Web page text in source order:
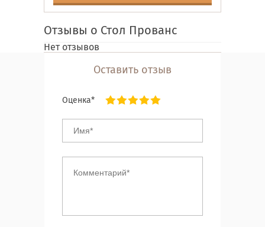
Отзывы о Стол Прованс
Нет отзывов
Оставить отзыв
Оценка*